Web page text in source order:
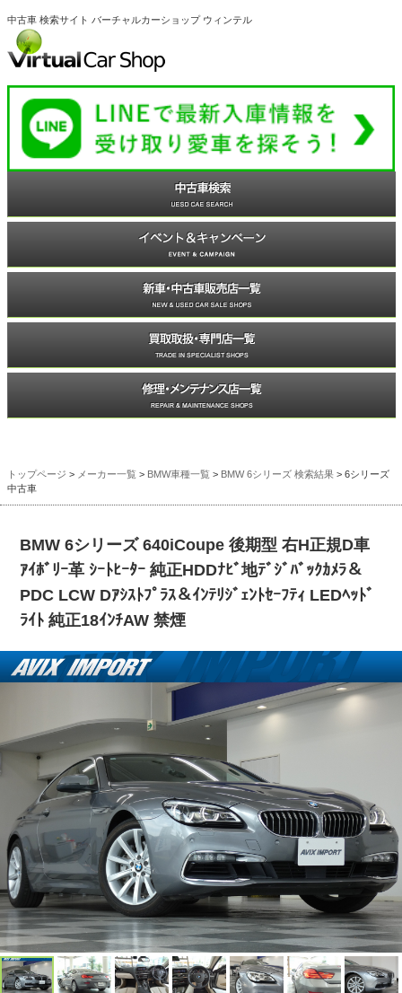
中古車 検索サイト バーチャルカーショップ ウィンテル
トップページ > メーカー一覧 > BMW車種一覧 > BMW 6シリーズ 検索結果 > 6シリーズ
中古車
BMW 6シリーズ 640iCoupe 後期型 右H正規D車
ｱｲﾎﾞﾘｰ革 ｼｰﾄﾋｰﾀｰ 純正HDDﾅﾋﾞ地ﾃﾞｼﾞﾊﾞｯｸｶﾒﾗ＆
PDC LCW Dｱｼｽﾄﾌﾟﾗｽ＆ｲﾝﾃﾘｼﾞｪﾝﾄｾｰﾌﾃｨ LEDﾍｯﾄﾞ
ﾗｲﾄ 純正18ｲﾝﾁAW 禁煙